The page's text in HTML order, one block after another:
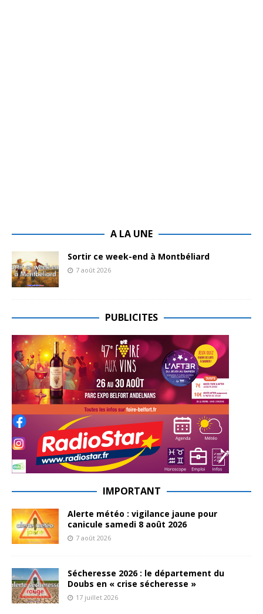
A LA UNE
Sortir ce week-end à Montbéliard
7 août 2026
PUBLICITES
IMPORTANT
Alerte météo : vigilance jaune pour
canicule samedi 8 août 2026
7 août 2026
Sécheresse 2026 : le département du
Doubs en « crise sécheresse »
17 juillet 2026